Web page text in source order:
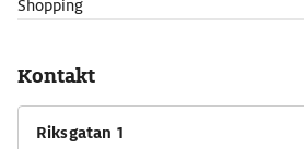
Shopping
Kontakt
Riksgatan 1